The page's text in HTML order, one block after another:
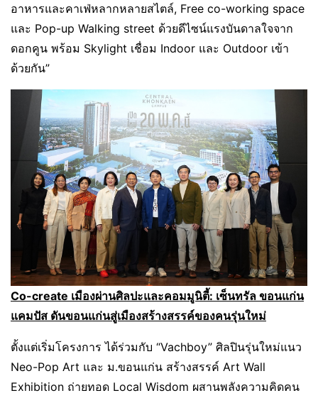
อาหารและคาเฟ่หลากหลายสไตล์, Free co-working space
และ Pop-up Walking street ด้วยดีไซน์แรงบันดาลใจจาก
ดอกคูน พร้อม Skylight เชื่อม Indoor และ Outdoor เข้า
ด้วยกัน”
Co-create เมืองผ่านศิลปะและคอมมูนิตี้: เซ็นทรัล ขอนแก่น
แคมปัส ดันขอนแก่นสู่เมืองสร้างสรรค์ของคนรุ่นใหม่
ตั้งแต่เริ่มโครงการ ได้ร่วมกับ “Vachboy” ศิลปินรุ่นใหม่แนว
Neo-Pop Art และ ม.ขอนแก่น สร้างสรรค์ Art Wall
Exhibition ถ่ายทอด Local Wisdom ผสานพลังความคิดคน